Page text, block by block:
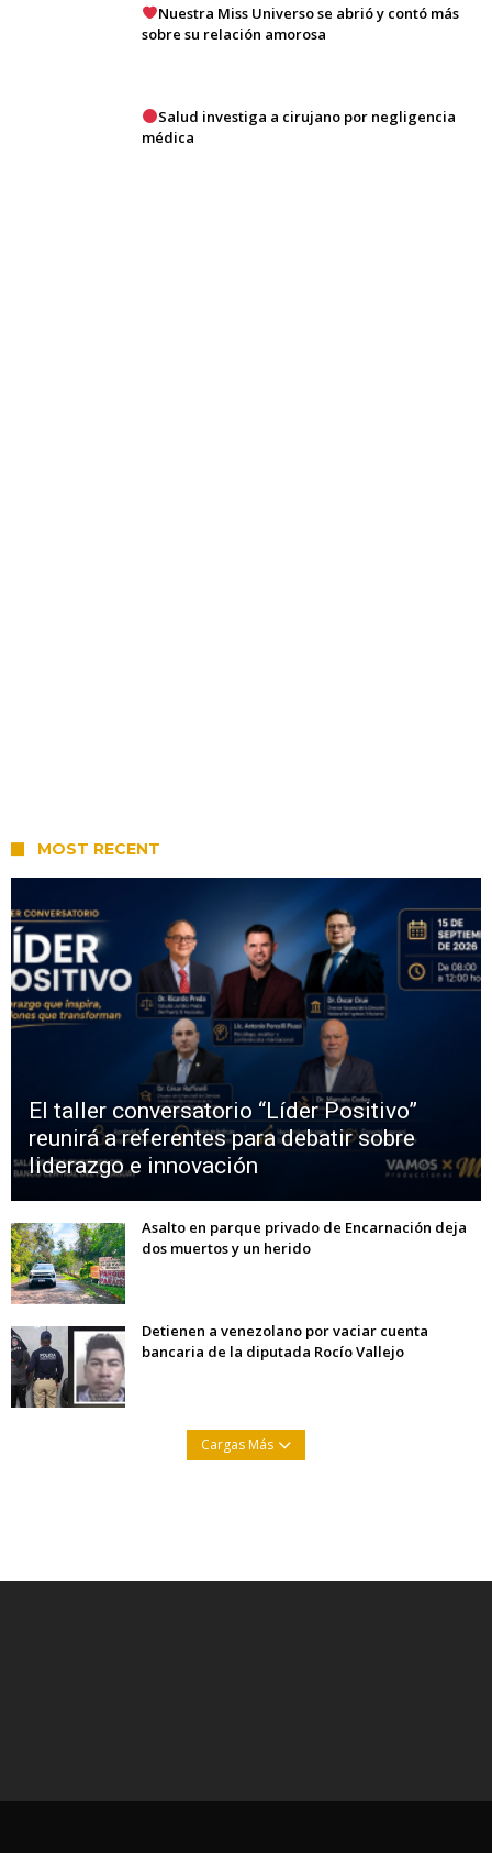
Nuestra Miss Universo se abrió y contó más
sobre su relación amorosa
Salud investiga a cirujano por negligencia
médica
MOST RECENT
El taller conversatorio “Líder Positivo”
reunirá a referentes para debatir sobre
liderazgo e innovación
Asalto en parque privado de Encarnación deja
dos muertos y un herido
Detienen a venezolano por vaciar cuenta
bancaria de la diputada Rocío Vallejo
Cargas Más